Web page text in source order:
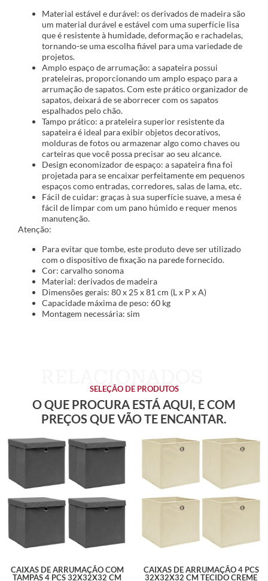
Material estável e durável: os derivados de madeira são
um material durável e estável com uma superfície lisa
que é resistente à humidade, deformação e rachadelas,
tornando-se uma escolha fiável para uma variedade de
projetos.
Amplo espaço de arrumação: a sapateira possui
prateleiras, proporcionando um amplo espaço para a
arrumação de sapatos. Com este prático organizador de
sapatos, deixará de se aborrecer com os sapatos
espalhados pelo chão.
Tampo prático: a prateleira superior resistente da
sapateira é ideal para exibir objetos decorativos,
molduras de fotos ou armazenar algo como chaves ou
carteiras que você possa precisar ao seu alcance.
Design economizador de espaço: a sapateira fina foi
projetada para se encaixar perfeitamente em pequenos
espaços como entradas, corredores, salas de lama, etc.
Fácil de cuidar: graças à sua superfície suave, a mesa é
fácil de limpar com um pano húmido e requer menos
manutenção.
Atenção:
Para evitar que tombe, este produto deve ser utilizado
com o dispositivo de fixação na parede fornecido.
Cor: carvalho sonoma
Material: derivados de madeira
Dimensões gerais: 80 x 25 x 81 cm (L x P x A)
Capacidade máxima de peso: 60 kg
Montagem necessária: sim
SELEÇÃO DE PRODUTOS
O QUE PROCURA ESTÁ AQUI, E COM
PREÇOS QUE VÃO TE ENCANTAR.
CAIXAS DE ARRUMAÇÃO COM
TAMPAS 4 PCS 32X32X32 CM
CAIXAS DE ARRUMAÇÃO 4 PCS
32X32X32 CM TECIDO CREME